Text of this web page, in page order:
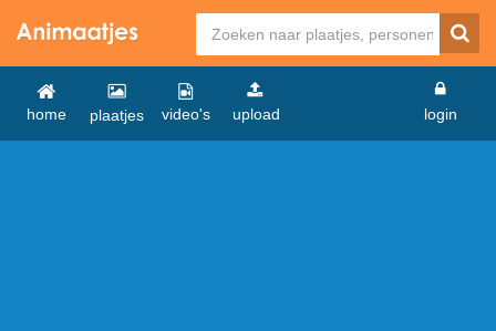
home plaatjes video's upload login